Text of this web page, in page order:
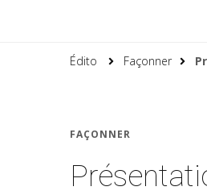
Édito Façonner
FAÇONNER